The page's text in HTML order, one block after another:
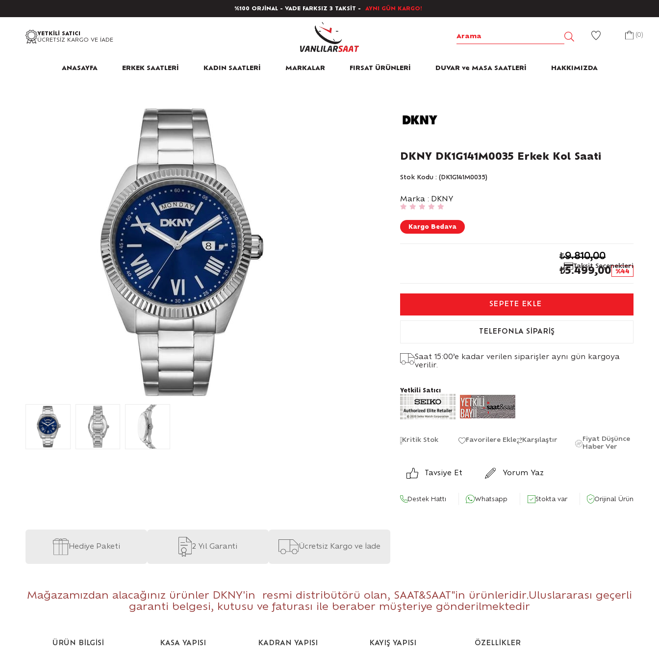
%100 ORJİNAL - VADE FARKSIZ 3 TAKSİT - AYNI GÜN KARGO!
YETKİLİ SATICI
ÜCRETSİZ KARGO VE İADE
0
ANASAYFA ERKEK SAATLERİ KADIN SAATLERİ MARKALAR FIRSAT ÜRÜNLERİ DUVAR ve MASA SAATLERİ HAKKIMIZDA
DKNY DK1G141M0035 Erkek Kol Saati
Stok Kodu (DK1G141M0035)
Marka : DKNY
Kargo Bedava
Taksit Seçenekleri
44
₺9.810,00
₺5.499,00
TELEFONLA SIPARIŞ
Saat 15:00’e kadar verilen siparişler aynı gün kargoya
verilir.
Yetkili Satıcı
Kritik Stok Favorilere Ekle Karşılaştır
Fiyat Düşünce
Haber Ver
Tavsiye Et Yorum Yaz
Destek Hattı Whatsapp Stokta var Orijinal Ürün
Hediye Paketi 2 Yıl Garanti Ücretsiz Kargo ve İade
Mağazamızdan alacağınız ürünler DKNY'in resmi distribütörü olan, SAAT&SAAT "in ürünleridir.Uluslararası geçerli
garanti belgesi, kutusu ve faturası ile beraber müşteriye gönderilmektedir
ÜRÜN BİLGİSİ KASA YAPISI KADRAN YAPISI KAYIŞ YAPISI ÖZELLİKLER